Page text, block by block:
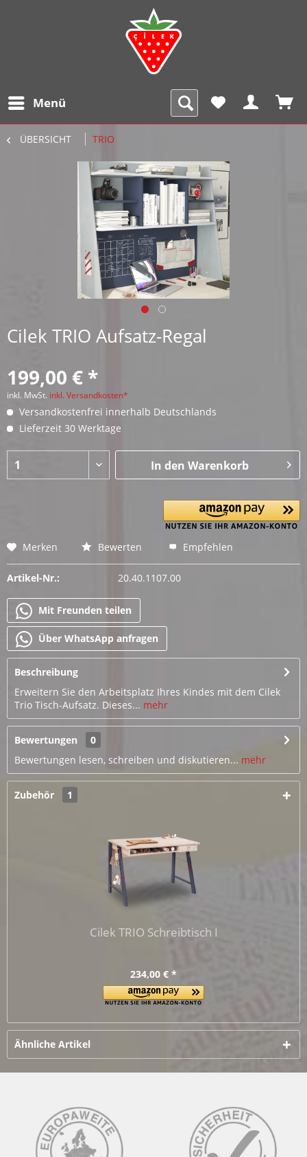
Menü
ÜBERSICHT TRIO
Cilek TRIO Aufsatz-Regal
199,00 € *
inkl. MwSt. inkl. Versandkosten*
Versandkostenfrei innerhalb Deutschlands
Lieferzeit 30 Werktage
In den Warenkorb
Merken Bewerten Empfehlen
Artikel-Nr.: 20.40.1107.00
Mit Freunden teilen
Über WhatsApp anfragen
Beschreibung
Erweitern Sie den Arbeitsplatz Ihres Kindes mit dem Cilek
Trio Tisch-Aufsatz. Dieses... mehr
Bewertungen
0
Bewertungen lesen, schreiben und diskutieren... mehr
Zubehör 1
Cilek TRIO Schreibtisch I
234,00 € *
Ähnliche Artikel